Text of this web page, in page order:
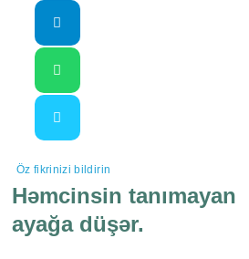
Öz fikrinizi bildirin
Həmcinsin tanımayan
ayağa düşər.